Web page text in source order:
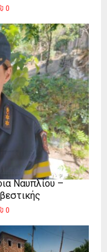
0
Ναυπλίου –
0